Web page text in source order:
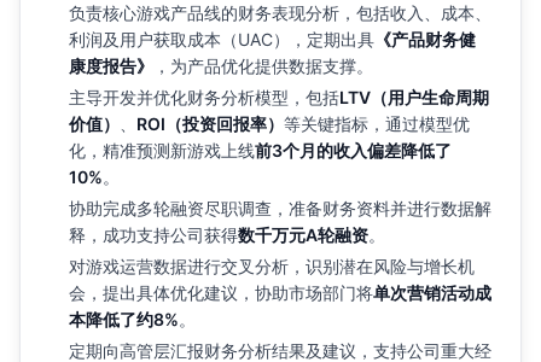
负责核心游戏产品线的财务表现分析，包括收入、成本、
利润及用户获取成本（UAC），定期出具 《产品财务健
康度报告》
，为产品优化提供数据支撑。
主导开发并优化财务分析模型，包括LTV（用户生命周期
价值）
ROI（投资回报率） 等关键指标，通过模型优
化，精准预测新游戏上线前3个月的收入偏差降低了
10%。
协助完成多轮融资尽职调查，准备财务资料并进行数据解
释，成功支持公司获得数千万元A轮融资。
对游戏运营数据进行交叉分析，识别潜在风险与增长机
会，提出具体优化建议，协助市场部门将单次营销活动成
本降低了约8%。
定期向高管层汇报财务分析结果及建议，支持公司重大经